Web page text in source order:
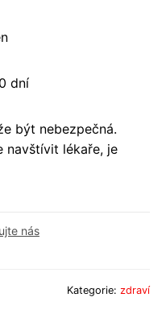
dní
být nebezpečná.
navštívit lékaře, je
nás
Kategorie: zdraví